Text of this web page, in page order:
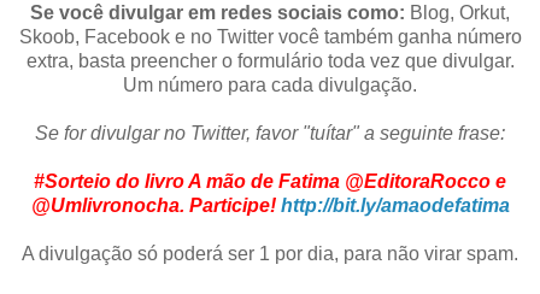
Se você divulgar em redes sociais como: Blog, Orkut,
Skoob, Facebook e no Twitter você também ganha número
extra, basta preencher o formulário toda vez que divulgar.
Um número para cada divulgação.
Se for divulgar no Twitter, favor "tuítar" a seguinte frase:
#Sorteio do livro A mão de Fatima @EditoraRocco e
@Umlivronocha. Participe! http://bit.ly/amaodefatima
A divulgação só poderá ser 1 por dia, para não virar spam.